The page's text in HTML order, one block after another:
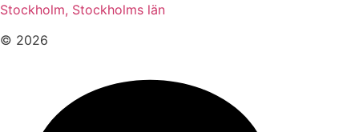
Stockholm, Stockholms län
© 2026